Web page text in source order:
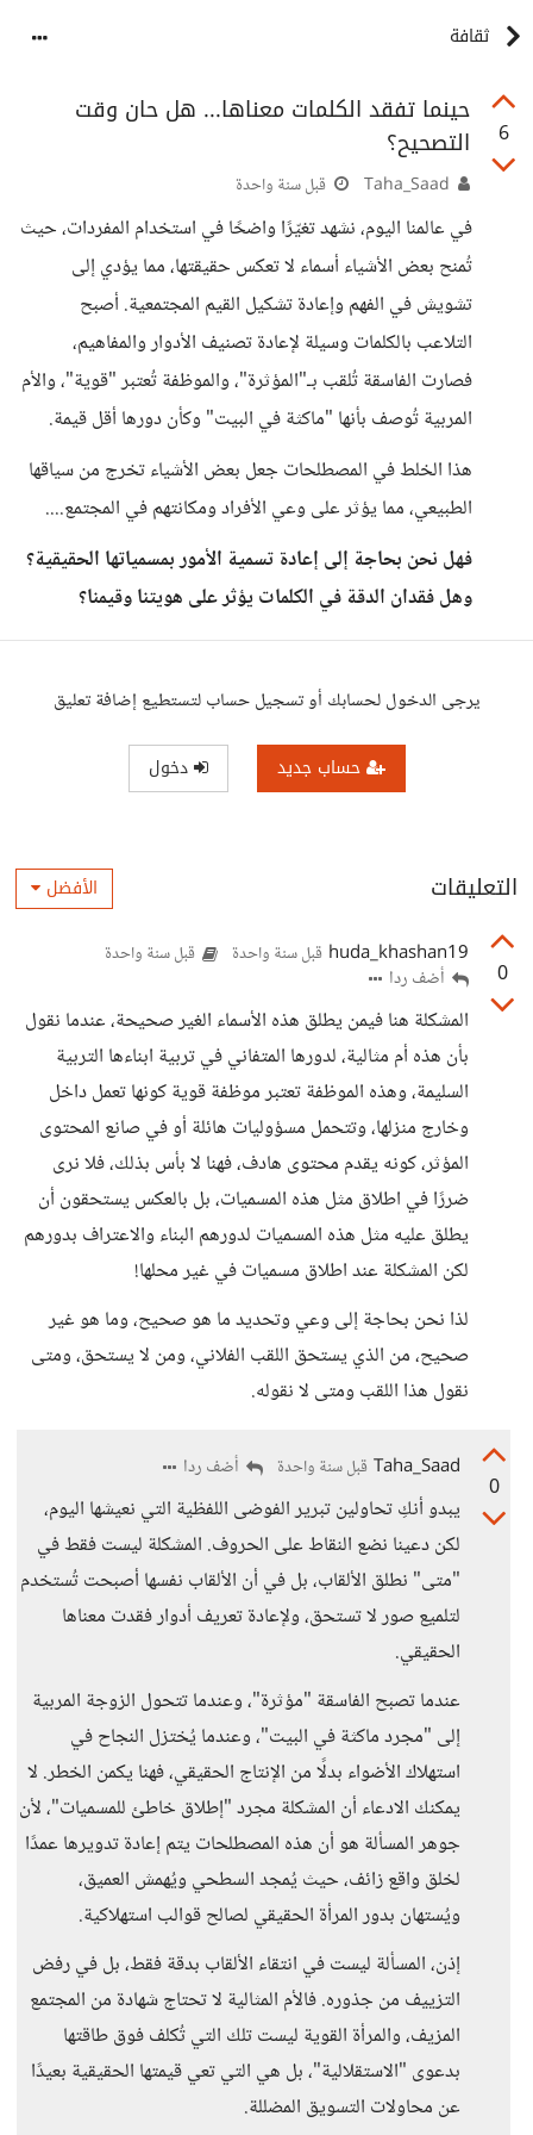
ثقافة
6
حينما تفقد الكلمات معناها... هل حان وقت
التصحيح؟
قبل سنة واحدة
في عالمنا اليوم، نشهد تغيّرًا واضحًا في استخدام المفردات، حيث
تُمنح بعض الأشياء أسماء لا تعكس حقيقتها، مما يؤدي إلى
تشويش في الفهم وإعادة تشكيل القيم المجتمعية. أصبح
التلاعب بالكلمات وسيلة لإعادة تصنيف الأدوار والمفاهيم،
فصارت الفاسقة تُلقب بـ"المؤثرة"، والموظفة تُعتبر "قوية"، والأم
المربية تُوصف بأنها "ماكثة في البيت" وكأن دورها أقل قيمة.
هذا الخلط في المصطلحات جعل بعض الأشياء تخرج من سياقها
الطبيعي، مما يؤثر على وعي الأفراد ومكانتهم في المجتمع....
فهل نحن بحاجة إلى إعادة تسمية الأمور بمسمياتها الحقيقية؟
وهل فقدان الدقة في الكلمات يؤثر على هويتنا وقيمنا؟
يرجى الدخول لحسابك أو تسجيل حساب لتستطيع إضافة تعليق
حساب جديد دخول
التعليقات الأفضل
0
huda_khashan19 قبل سنة واحدة قبل سنة واحدة
أضف ردا
المشكلة هنا فيمن يطلق هذه الأسماء الغير صحيحة، عندما نقول
بأن هذه أم مثالية، لدورها المتفاني في تربية ابناءها التربية
السليمة، وهذه الموظفة تعتبر موظفة قوية كونها تعمل داخل
وخارج منزلها، وتتحمل مسؤوليات هائلة أو في صانع المحتوى
المؤثر، كونه يقدم محتوى هادف، فهنا لا بأس بذلك، فلا نرى
ضررًا في اطلاق مثل هذه المسميات، بل بالعكس يستحقون أن
يطلق عليه مثل هذه المسميات لدورهم البناء والاعتراف بدورهم
لكن المشكلة عند اطلاق مسميات في غير محلها!
لذا نحن بحاجة إلى وعي وتحديد ما هو صحيح، وما هو غير
صحيح، من الذي يستحق اللقب الفلاني، ومن لا يستحق، ومتى
نقول هذا اللقب ومتى لا نقوله.
0
Taha_Saad قبل سنة واحدة أضف ردا
يبدو أنكِ تحاولين تبرير الفوضى اللفظية التي نعيشها اليوم،
لكن دعينا نضع النقاط على الحروف. المشكلة ليست فقط في
"متى" نطلق الألقاب، بل في أن الألقاب نفسها أصبحت تُستخدم
لتلميع صور لا تستحق، ولإعادة تعريف أدوار فقدت معناها
الحقيقي.
عندما تصبح الفاسقة "مؤثرة"، وعندما تتحول الزوجة المربية
إلى "مجرد ماكثة في البيت"، وعندما يُختزل النجاح في
استهلاك الأضواء بدلًا من الإنتاج الحقيقي، فهنا يكمن الخطر. لا
يمكنك الادعاء أن المشكلة مجرد "إطلاق خاطئ للمسميات"، لأن
جوهر المسألة هو أن هذه المصطلحات يتم إعادة تدويرها عمدًا
لخلق واقع زائف، حيث يُمجد السطحي ويُهمش العميق،
ويُستهان بدور المرأة الحقيقي لصالح قوالب استهلاكية.
إذن، المسألة ليست في انتقاء الألقاب بدقة فقط، بل في رفض
التزييف من جذوره. فالأم المثالية لا تحتاج شهادة من المجتمع
المزيف، والمرأة القوية ليست تلك التي تُكلف فوق طاقتها
بدعوى "الاستقلالية"، بل هي التي تعي قيمتها الحقيقية بعيدًا
عن محاولات التسويق المضللة.